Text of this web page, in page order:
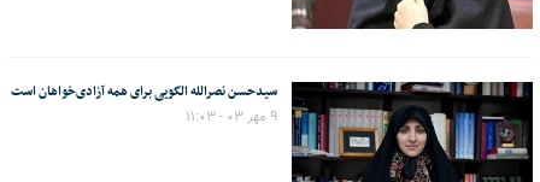
سیدحسن نصرالله الگویی برای همه آزادی‌خواهان است
۹ مهر ۰۳ - ۱۱:۰۳